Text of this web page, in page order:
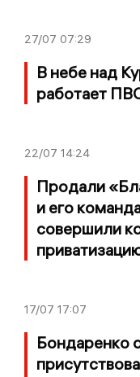
27/07 07:29
В небе над
работает
22/07 14:24
Продали
и его
совершили
17/07 17:07
Бондаренко